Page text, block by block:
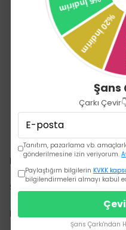
Kurumsal
Sözleşmeler
Hızlı Erişim
Şans
Çarkı
Tanıtım, pazarlama vb.
gönderilmesine izin veriyorum.
Paylaştığım bilgilerin KVKK
bilgilendirmeleri almayı kabul
Şans Çarkı'ndan